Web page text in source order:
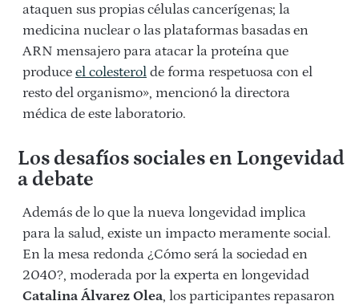
ataquen sus propias células cancerígenas; la
medicina nuclear o las plataformas basadas en
ARN mensajero para atacar la proteína que
produce el colesterol de forma respetuosa con el
resto del organismo», mencionó la directora
médica de este laboratorio.
Los desafíos sociales en Longevidad
a debate
Además de lo que la nueva longevidad implica
para la salud, existe un impacto meramente social.
En la mesa redonda ¿Cómo será la sociedad en
2040?, moderada por la experta en longevidad
Catalina Álvarez Olea, los participantes repasaron